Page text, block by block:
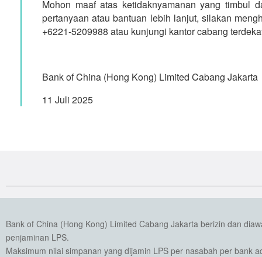
Mohon maaf atas ketidaknyamanan yang timbul
pertanyaan atau bantuan lebih lanjut, silakan
+6221-5209988 atau kunjungi kantor cabang
Bank of China (Hong Kong) Limited Cabang Jakarta
11 Juli 2025
Bank of China (Hong Kong) Limited Cabang Jakarta berizin dan
penjaminan LPS.
Maksimum nilai simpanan yang dijamin LPS per nasabah per bank